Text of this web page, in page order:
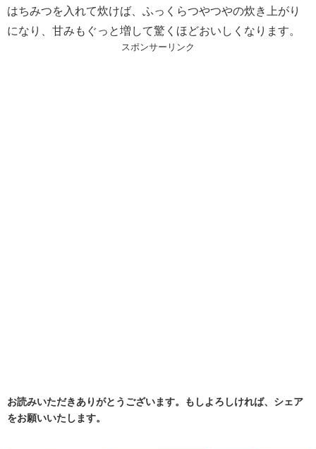
はちみつを入れて炊けば、ふっくらつやつやの炊き上がり
になり、甘みもぐっと増して驚くほどおいしくなります。
スポンサーリンク
お読みいただきありがとうございます。もしよろしければ、シェア
をお願いいたします。